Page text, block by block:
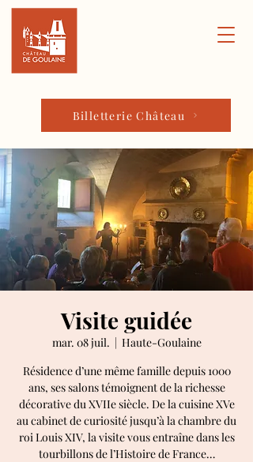
Billetterie Château
Visite guidée
mar. 08 juil.
  |
Haute-Goulaine
Résidence d’une même famille depuis 1000
ans, ses salons témoignent de la richesse
décorative du XVIIe siècle. De la cuisine XVe
au cabinet de curiosité jusqu’à la chambre du
roi Louis XIV, la visite vous entraîne dans les
tourbillons de l’Histoire de France…